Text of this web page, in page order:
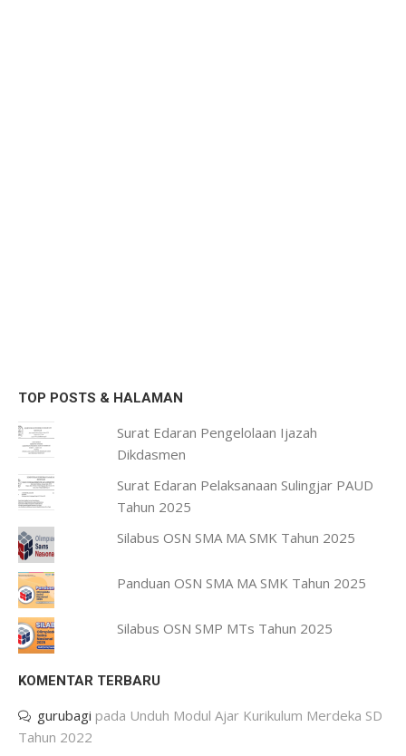
TOP POSTS & HALAMAN
Surat Edaran Pengelolaan Ijazah
Dikdasmen
Surat Edaran Pelaksanaan Sulingjar PAUD
Tahun 2025
Silabus OSN SMA MA SMK Tahun 2025
Panduan OSN SMA MA SMK Tahun 2025
Silabus OSN SMP MTs Tahun 2025
KOMENTAR TERBARU
gurubagi pada Unduh Modul Ajar Kurikulum Merdeka SD
Tahun 2022